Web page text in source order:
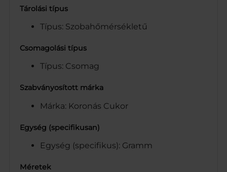
Tárolási típus
Típus: Szobahőmérsékletű
Csomagolási típus
Típus: Csomag
Szabványosított márka
Márka: Koronás Cukor
Egység (specifikusan)
Egység (specifikus): Gramm
Méretek